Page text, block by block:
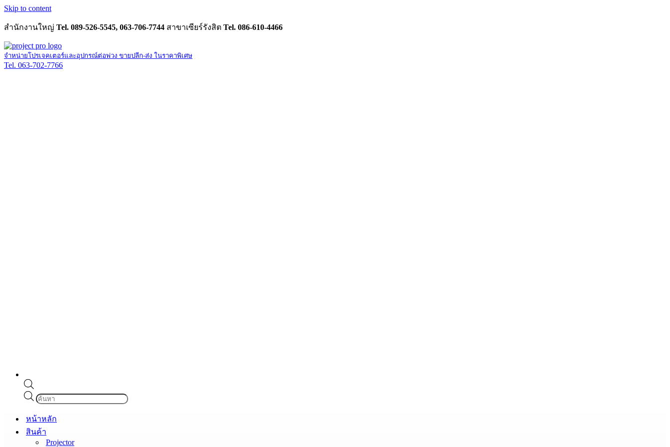
Skip to content
สำนักงานใหญ่ Tel. 089-526-5545, 063-706-7744 สาขาเซียร์รังสิต Tel. 086-610-4466
จำหน่ายโปรเจคเตอร์และอุปกรณ์ต่อพ่วง ขายปลีก-ส่ง ในราคาพิเศษ
Tel. 063-702-7766
Products
search
หน้าหลัก
สินค้า
Projector